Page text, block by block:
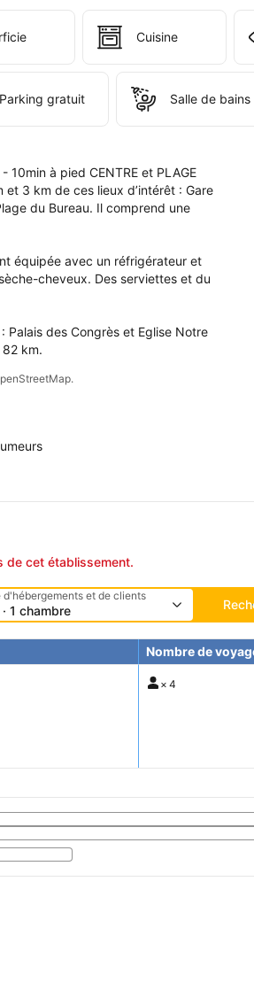
Cuisine
Parking gratuit Salle de
10min à pied CENTRE et PLAGE
et 3 km de ces lieux d’intérêt : Gare
du Bureau. Il comprend une
équipée avec un réfrigérateur et
cheveux. Des serviettes et du
Palais des Congrès et Eglise Notre
km.
de cet établissement.
et de clients
1 chambre
Nombre de
× 4